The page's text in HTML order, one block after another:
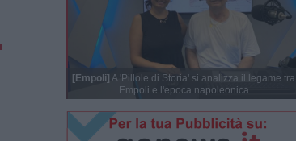
[Empoli] A 'Pillole di Storia' si analizza il legame tra
Empoli e l'epoca napoleonica